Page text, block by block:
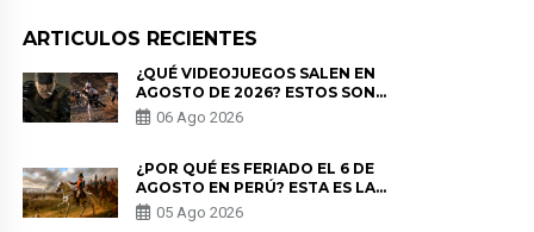
ARTICULOS RECIENTES
¿QUÉ VIDEOJUEGOS SALEN EN
AGOSTO DE 2026? ESTOS SON
LOS ESTRENOS MÁS ESPERADOS
06 Ago 2026
¿POR QUÉ ES FERIADO EL 6 DE
AGOSTO EN PERÚ? ESTA ES LA
HISTORIA
05 Ago 2026